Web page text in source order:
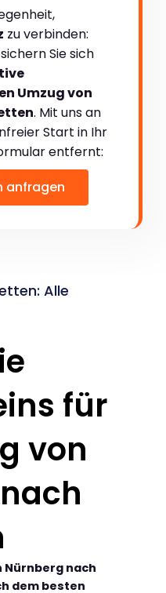
zu verbinden:
Sie sich
Umzug von
. Mit uns an
Start in Ihr
entfernt:
anfragen
Alle
für
von
Nürnberg nach
dem besten